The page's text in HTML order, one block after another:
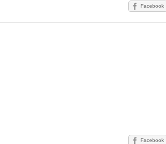
Facebook
Facebook